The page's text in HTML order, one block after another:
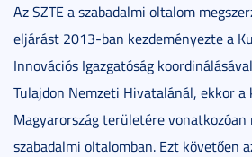
Az SZTE a szabadalmi oltalom
eljárást 2013-ban kezdeményezte a
Innovációs Igazgatóság
Tulajdon Nemzeti Hivatalánál, ekkor a
Magyarország területére
szabadalmi oltalomban. Ezt követően